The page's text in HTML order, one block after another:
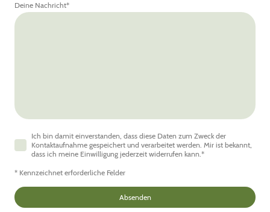
Deine Nachricht*
Ich bin damit einverstanden, dass diese Daten zum Zweck der
Kontaktaufnahme gespeichert und verarbeitet werden. Mir ist bekannt,
dass ich meine Einwilligung jederzeit widerrufen kann.*
* Kennzeichnet erforderliche Felder
Absenden